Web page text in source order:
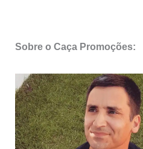
Sobre o Caça Promoções: